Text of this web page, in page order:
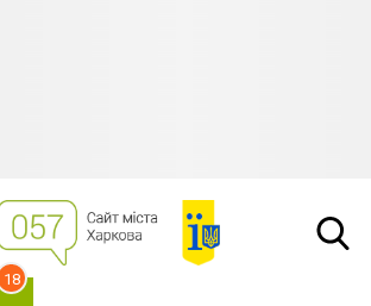
18